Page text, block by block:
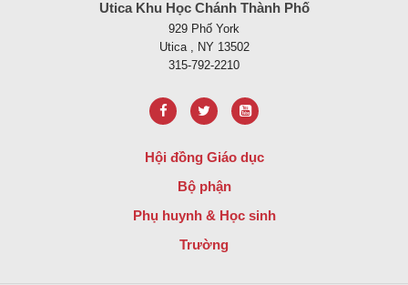
Utica Khu Học Chánh Thành Phố
929 Phố York
Utica , NY 13502
315-792-2210
Hội đồng Giáo dục
Bộ phận
Phụ huynh & Học sinh
Trường